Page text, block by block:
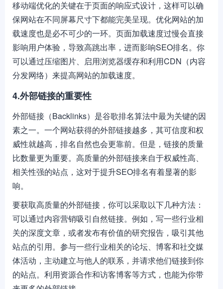
移动端优化的关键在于页面的响应式设计，这样可以确
保网站在不同屏幕尺寸下都能完美呈现。优化网站的加
载速度也是必不可少的一环。页面加载速度过慢会直接
影响用户体验，导致高跳出率，进而影响SEO排名。你
可以通过压缩图片、启用浏览器缓存和利用CDN（内容
分发网络）来提高网站的加载速度。
4.外部链接的重要性
外部链接（Backlinks）是谷歌排名算法中最为关键的因
素之一。一个网站获得的外部链接越多，其可信度和权
威性就越高，排名自然也会更靠前。但是，链接的质量
比数量更为重要。高质量的外部链接来自于权威性高、
相关性强的站点，这对于提升SEO排名有着显著的影
响。
要获取高质量的外部链接，你可以采取以下几种方法：
可以通过内容营销吸引自然链接。例如，写一些行业相
关的深度文章，或者发布有价值的研究报告，吸引其他
站点的引用。参与一些行业相关的论坛、博客和社交媒
体活动，主动建立与他人的联系，并请求他们链接到你
的站点。利用资源合作和访客博客等方式，也能为你带